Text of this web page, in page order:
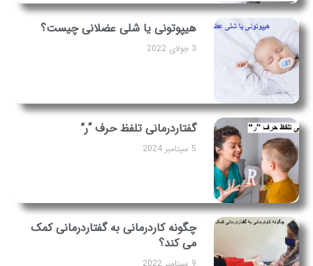
هیپوتونی یا شلی عضلانی چیست؟
3 جولای 2022
گفتاردرمانی تلفظ حرف “ر”
5 سپتامبر 2024
چگونه کاردرمانی به گفتاردرمانی کمک
می کند؟